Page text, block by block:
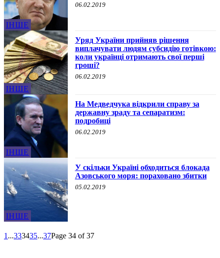
ІНШЕ
06.02.2019
ІНШЕ
Уряд України прийняв рішення
виплачувати людям субсидію готівкою:
коли українці отримають свої перші
гроші?
06.02.2019
ІНШЕ
На Медведчука відкрили справу за
державну зраду та сепаратизм:
подробиці
06.02.2019
ІНШЕ
У скільки Україні обходиться блокада
Азовського моря: пораховано збитки
05.02.2019
1 ...333435...37Page 34 of 37